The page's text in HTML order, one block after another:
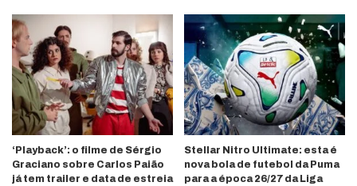
‘Playback’: o filme de Sérgio
Graciano sobre Carlos Paião
já tem trailer e data de estreia
Stellar Nitro Ultimate: esta é
nova bola de futebol da Puma
para a época 26/27 da Liga